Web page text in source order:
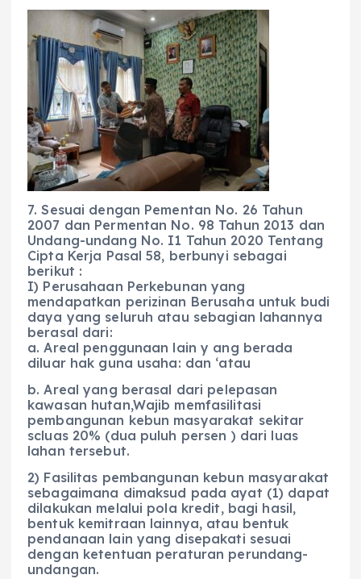
7. Sesuai dengan Pementan No. 26 Tahun
2007 dan Permentan No. 98 Tahun 2013 dan
Undang-undang No. I1 Tahun 2020 Tentang
Cipta Kerja Pasal 58, berbunyi sebagai
berikut :
I) Perusahaan Perkebunan yang
mendapatkan perizinan Berusaha untuk budi
daya yang seluruh atau sebagian lahannya
berasal dari:
a. Areal penggunaan lain y ang berada
diluar hak guna usaha: dan ‘atau
b. Areal yang berasal dari pelepasan
kawasan hutan,Wajib memfasilitasi
pembangunan kebun masyarakat sekitar
scluas 20% (dua puluh persen ) dari luas
lahan tersebut.
2) Fasilitas pembangunan kebun masyarakat
sebagaimana dimaksud pada ayat (1) dapat
dilakukan melalui pola kredit, bagi hasil,
bentuk kemitraan lainnya, atau bentuk
pendanaan lain yang disepakati sesuai
dengan ketentuan peraturan perundang-
undangan.